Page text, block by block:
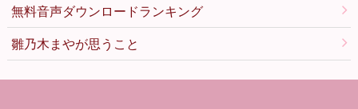
無料音声ダウンロードランキング
雛乃木まやが思うこと